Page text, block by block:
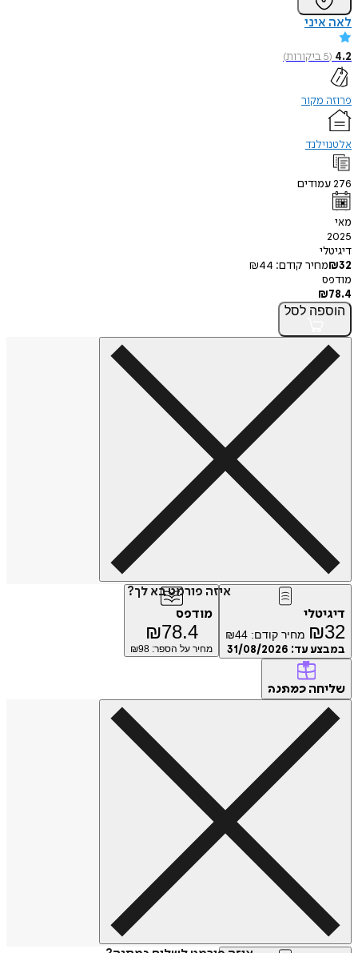
לאה איני
4.2
(
5ביקורות)
פרוזה מקור
אלטנוילנד
276עמודים
מאי
2025
דיגיטלי
₪32 מחיר קודם: ₪44
מודפס
₪78.4
הוספה לסל
איזה פורמט בא לך?
דיגיטלי
₪32 מחיר קודם: ₪44
במבצע עד: 31/08/2026
מודפס
₪78.4
מחיר על הספר: ₪ 98
שליחה כמתנה